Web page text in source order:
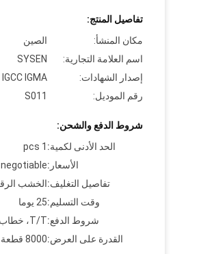
تفاصيل المنتج:
مكان المنشأ:
الصين
اسم العلامة التجارية:
SYSEN
إصدار الشهادات:
IGCC IGMA
رقم الموديل:
S011
شروط الدفع والشحن:
الحد الأدنى لكمية: 1 pcs
الأسعار:negotiable
تفاصيل التغليف:الخشب
وقت التسليم:25 يوما
شروط الدفع:T/T، خطاب الاعتماد
القدرة على العرض:8000 قطعة في الشهر